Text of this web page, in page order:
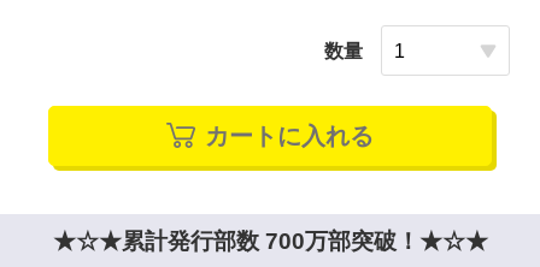
数量
カートに入れる
★☆★累計発行部数 700万部突破！★☆★